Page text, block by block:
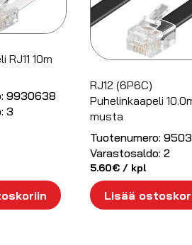
RJ11 10m
9930638
3
RJ12 (6P6C)
Puhelinkaapeli
musta
Tuotenumero:
Varastosaldo: 2
5.60€/ kpl
Lisää